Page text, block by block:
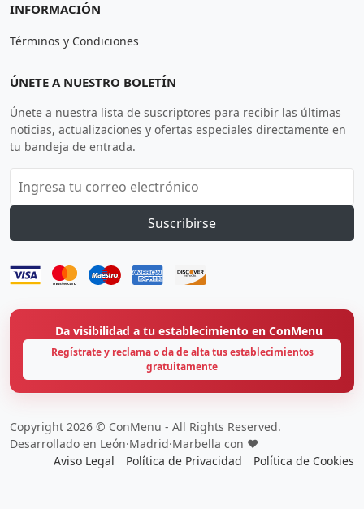
INFORMACIÓN
Términos y Condiciones
ÚNETE A NUESTRO BOLETÍN
Únete a nuestra lista de suscriptores para recibir las últimas
noticias, actualizaciones y ofertas especiales directamente en
tu bandeja de entrada.
Suscribirse
Da visibilidad a tu establecimiento en ConMenu
Regístrate y reclama o da de alta tus establecimientos
gratuitamente
Copyright 2026 © ConMenu - All Rights Reserved.
Desarrollado en León·Madrid·Marbella con ❤️
Aviso Legal
Política de Privacidad Política de Cookies